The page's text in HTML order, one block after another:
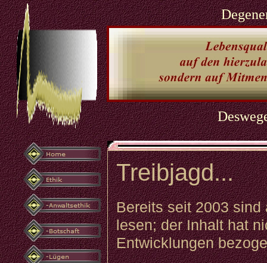
Treibjagd...
Bereits seit 2003 sind
lesen; der Inhalt hat
Entwicklungen